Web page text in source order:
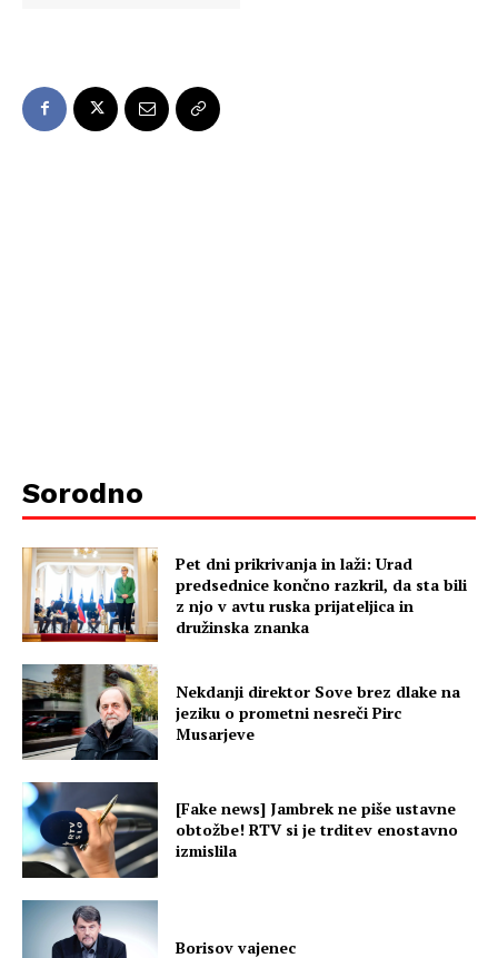
Sorodno
Pet dni prikrivanja in laži: Urad
predsednice končno razkril, da sta bili
z njo v avtu ruska prijateljica in
družinska znanka
Nekdanji direktor Sove brez dlake na
jeziku o prometni nesreči Pirc
Musarjeve
[Fake news] Jambrek ne piše ustavne
obtožbe! RTV si je trditev enostavno
izmislila
Borisov vajenec